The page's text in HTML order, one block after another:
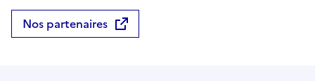
Culture
Nos partenaires